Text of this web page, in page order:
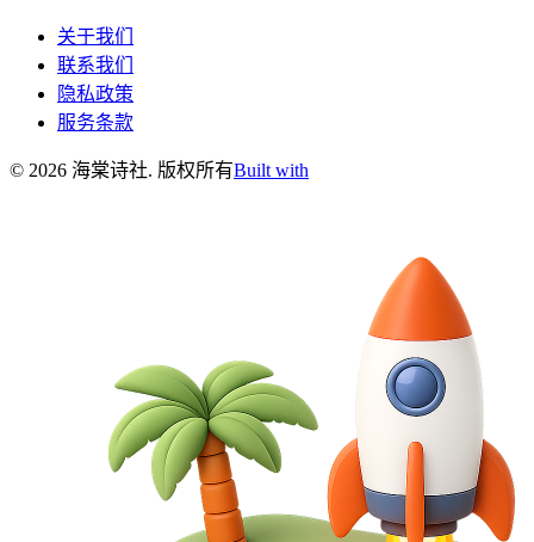
关于我们
联系我们
隐私政策
服务条款
© 2026 海棠诗社. 版权所有Built with